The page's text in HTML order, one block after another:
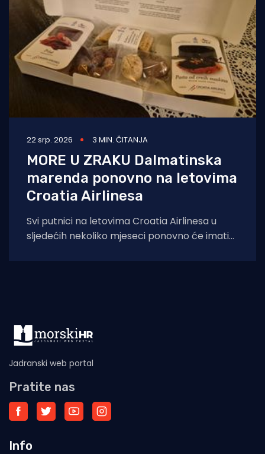
22 srp. 2026 3 MIN. ČITANJA
MORE U ZRAKU Dalmatinska
marenda ponovno na letovima
Croatia Airlinesa
Svi putnici na letovima Croatia Airlinesa u
sljedećih nekoliko mjeseci ponovno će imati
Jadranski web portal
Pratite nas
Info